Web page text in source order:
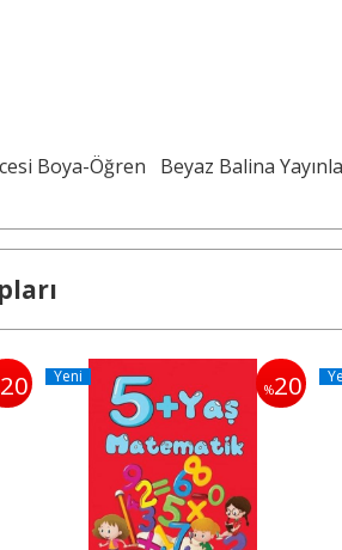
Boya-Öğren Beyaz Balina
20 %20
Yeni